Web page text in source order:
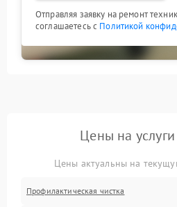
Отправляя заявку на ремонт
соглашаетесь с Политикой
Цены на
Цены актуальны на
Профилактическая чистка